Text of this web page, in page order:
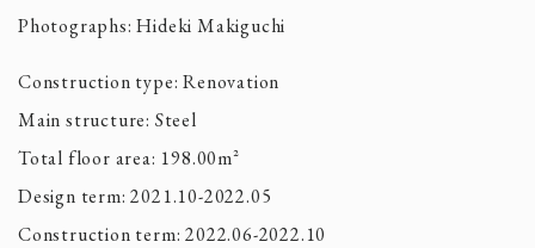
Photographs: Hideki Makiguchi
Construction type: Renovation
Main structure: Steel
Total floor area: 198.00m²
Design term: 2021.10-2022.05
Construction term: 2022.06-2022.10